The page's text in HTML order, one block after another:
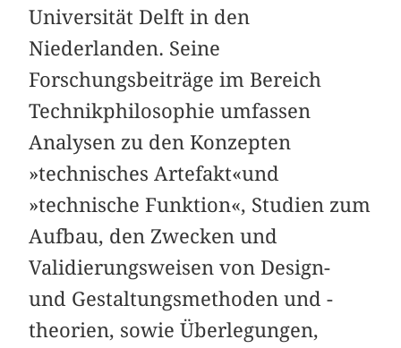
Universität Delft in den
Niederlanden. Seine
Forschungsbeiträge im Bereich
Technikphilosophie umfassen
Analysen zu den Konzepten
»technisches Artefakt«und
»technische Funktion«, Studien zum
Aufbau, den Zwecken und
Validierungsweisen von Design-
und Gestaltungsmethoden und -
theorien, sowie Überlegungen,